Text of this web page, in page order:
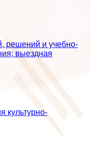
решений и учебно-
выездная
культурно-